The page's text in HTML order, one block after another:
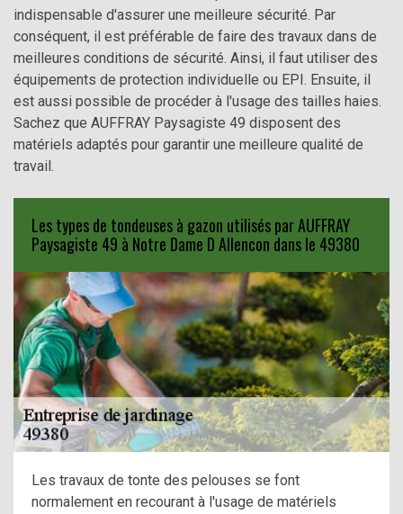
indispensable d'assurer une meilleure sécurité. Par
conséquent, il est préférable de faire des travaux dans de
meilleures conditions de sécurité. Ainsi, il faut utiliser des
équipements de protection individuelle ou EPI. Ensuite, il
est aussi possible de procéder à l'usage des tailles haies.
Sachez que AUFFRAY Paysagiste 49 disposent des
matériels adaptés pour garantir une meilleure qualité de
travail.
Les types de tondeuses à gazon utilisés par AUFFRAY
Paysagiste 49 à Notre Dame D Allencon dans le 49380
Les travaux de tonte des pelouses se font
normalement en recourant à l'usage de matériels